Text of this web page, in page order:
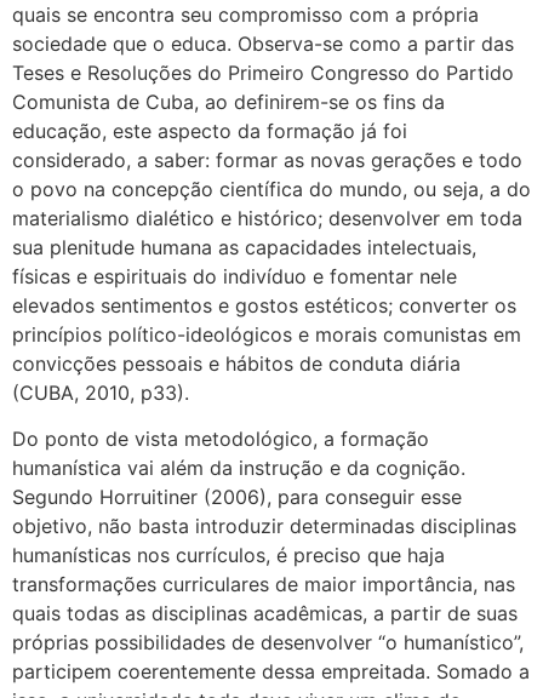
quais se encontra seu compromisso com a própria
sociedade que o educa. Observa-se como a partir das
Teses e Resoluções do Primeiro Congresso do Partido
Comunista de Cuba, ao definirem-se os fins da
educação, este aspecto da formação já foi
considerado, a saber: formar as novas gerações e todo
o povo na concepção científica do mundo, ou seja, a do
materialismo dialético e histórico; desenvolver em toda
sua plenitude humana as capacidades intelectuais,
físicas e espirituais do indivíduo e fomentar nele
elevados sentimentos e gostos estéticos; converter os
princípios político-ideológicos e morais comunistas em
convicções pessoais e hábitos de conduta diária
(CUBA, 2010, p33).
Do ponto de vista metodológico, a formação
humanística vai além da instrução e da cognição.
Segundo Horruitiner (2006), para conseguir esse
objetivo, não basta introduzir determinadas disciplinas
humanísticas nos currículos, é preciso que haja
transformações curriculares de maior importância, nas
quais todas as disciplinas acadêmicas, a partir de suas
próprias possibilidades de desenvolver “o humanístico”,
participem coerentemente dessa empreitada. Somado a